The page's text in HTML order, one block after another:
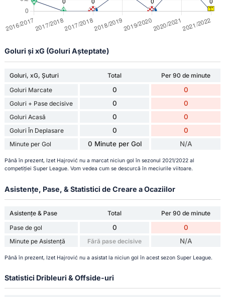
Goluri și xG (Goluri Așteptate)
Goluri, xG, Șuturi Total
Per 90 de minute
Goluri Marcate
0 0
Goluri + Pase decisive 0 0
Goluri Acasă 0 0
Goluri În Deplasare 0 0
Minute per Gol 0 Minute per Gol N/A
Până în prezent, Izet Hajrović nu a marcat niciun gol în sezonul 2021/2022 al
competiției Super League. Vom vedea cum se descurcă în meciurile viitoare.
Asistențe, Pase, & Statistici de Creare a Ocaziilor
Asistențe & Pase Total
Per 90 de minute
Pase de gol
0 0
Minute pe Asistență Fără pase decisive N/A
Până în prezent, Izet Hajrović nu a asistat la niciun gol în acest sezon Super League.
Statistici Dribleuri & Offside-uri